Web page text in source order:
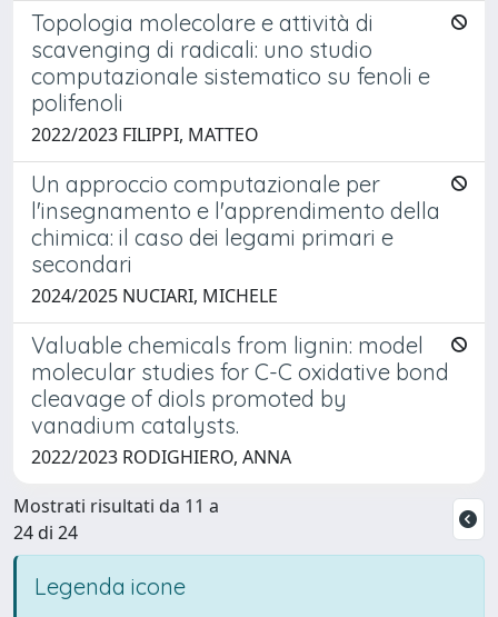
Topologia molecolare e attività di
scavenging di radicali: uno studio
computazionale sistematico su fenoli e
polifenoli
2022/2023 FILIPPI, MATTEO
Un approccio computazionale per
l'insegnamento e l'apprendimento della
chimica: il caso dei legami primari e
secondari
2024/2025 NUCIARI, MICHELE
Valuable chemicals from lignin: model
molecular studies for C-C oxidative bond
cleavage of diols promoted by
vanadium catalysts.
2022/2023 RODIGHIERO, ANNA
Mostrati risultati da 11 a
24 di 24
Legenda icone